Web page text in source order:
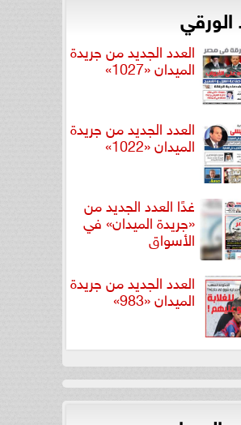
الورقي
العدد الجديد من جريدة
الميدان «1027»
العدد الجديد من جريدة
الميدان «1022»
غدًا العدد الجديد من
«جريدة الميدان» في
الأسواق
العدد الجديد من جريدة
الميدان «983»